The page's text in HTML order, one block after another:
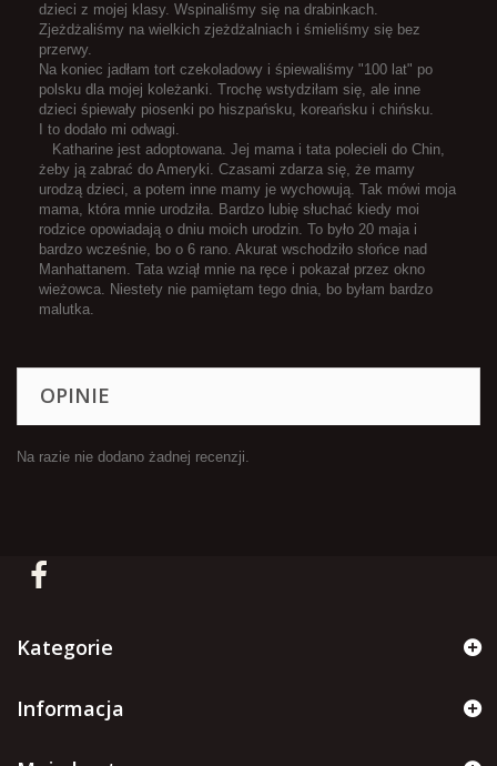
dzieci z mojej klasy. Wspinaliśmy się na drabinkach.
Zjeżdżaliśmy na wielkich zjeżdżalniach i śmieliśmy się bez
przerwy.
Na koniec jadłam tort czekoladowy i śpiewaliśmy "100 lat" po
polsku dla mojej koleżanki. Trochę wstydziłam się, ale inne
dzieci śpiewały piosenki po hiszpańsku, koreańsku i chińsku.
I to dodało mi odwagi.
Katharine jest adoptowana. Jej mama i tata polecieli do Chin,
żeby ją zabrać do Ameryki. Czasami zdarza się, że mamy
urodzą dzieci, a potem inne mamy je wychowują. Tak mówi moja
mama, która mnie urodziła. Bardzo lubię słuchać kiedy moi
rodzice opowiadają o dniu moich urodzin. To było 20 maja i
bardzo wcześnie, bo o 6 rano. Akurat wschodziło słońce nad
Manhattanem. Tata wziął mnie na ręce i pokazał przez okno
wieżowca. Niestety nie pamiętam tego dnia, bo byłam bardzo
malutka.
OPINIE
Na razie nie dodano żadnej recenzji.
Kategorie
Informacja